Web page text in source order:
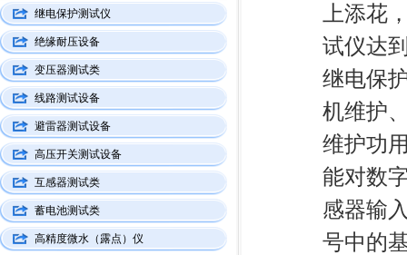
上添花
试仪达
继电保
机维护
维护功
能对数
感器输
号中的
继电保护测试仪
绝缘耐压设备
变压器测试类
线路测试设备
避雷器测试设备
高压开关测试设备
互感器测试类
蓄电池测试类
高精度微水（露点）仪